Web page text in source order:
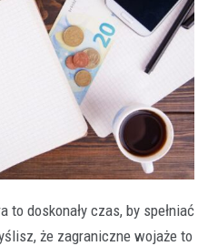
to doskonały czas, by spełniać
że zagraniczne wojaże to